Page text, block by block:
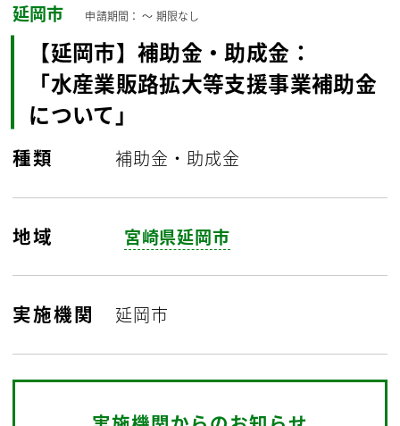
延岡市 申請期間： 〜 期限なし
【延岡市】補助金・助成金：
「水産業販路拡大等支援事業補助金
について」
種類 補助金・助成金
地域 宮崎県延岡市
実施機関 延岡市